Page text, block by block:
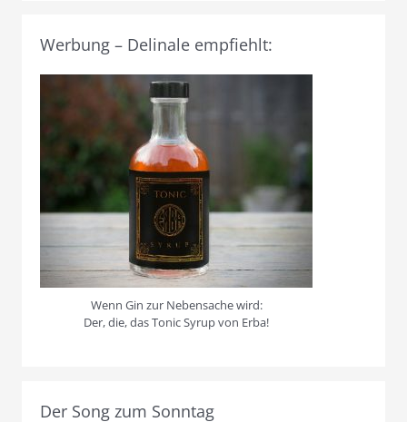
Werbung – Delinale empfiehlt:
Wenn Gin zur Nebensache wird:
Der, die, das Tonic Syrup von Erba!
Der Song zum Sonntag